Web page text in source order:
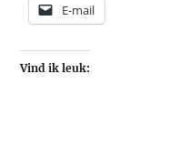
E-mail
Vind ik leuk: